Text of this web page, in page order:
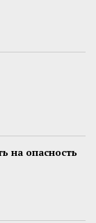
на опасность